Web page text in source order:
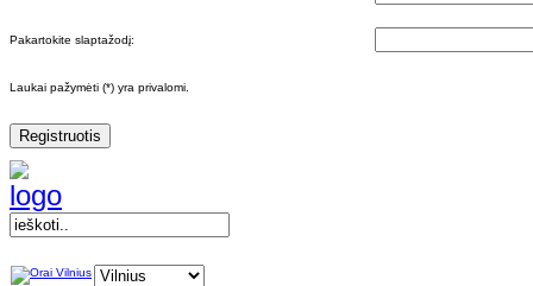
Pakartokite slaptažodį:
Laukai pažymėti (*) yra privalomi.
Registruotis